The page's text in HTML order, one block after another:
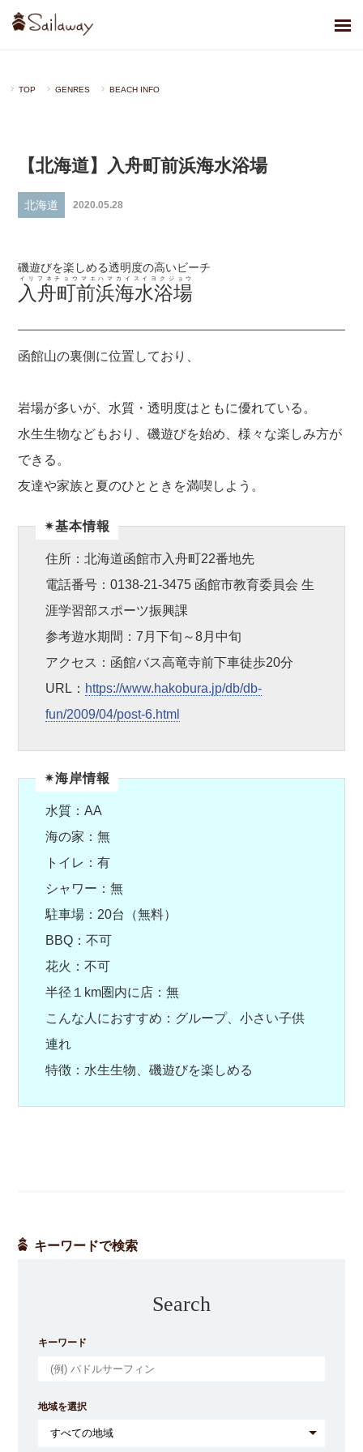
TOP GENRES BEACH INFO
【北海道】入舟町前浜海水浴場
北海道 2020.05.28
磯遊びを楽しめる透明度の高いビーチ
入舟町前浜海水浴場
イリフネチョウマエハマカイスイヨクジョウ
函館山の裏側に位置しており、
岩場が多いが、水質・透明度はともに優れている。
水生生物などもおり、磯遊びを始め、様々な楽しみ方が
できる。
友達や家族と夏のひとときを満喫しよう。
✴︎基本情報
住所：北海道函館市入舟町22番地先
電話番号：0138-21-3475 函館市教育委員会 生
涯学習部スポーツ振興課
参考遊水期間：7月下旬～8月中旬
アクセス：函館バス高竜寺前下車徒歩20分
URL： https://www.hakobura.jp/db/db-
fun/2009/04/post-6.html
✴︎海岸情報
水質：AA
海の家：無
トイレ：有
シャワー：無
駐車場：20台（無料）
BBQ：不可
花火：不可
半径１km圏内に店：無
こんな人におすすめ：グループ、小さい子供
連れ
特徴：水生生物、磯遊びを楽しめる
キーワードで検索
Search
キーワード
地域を選択